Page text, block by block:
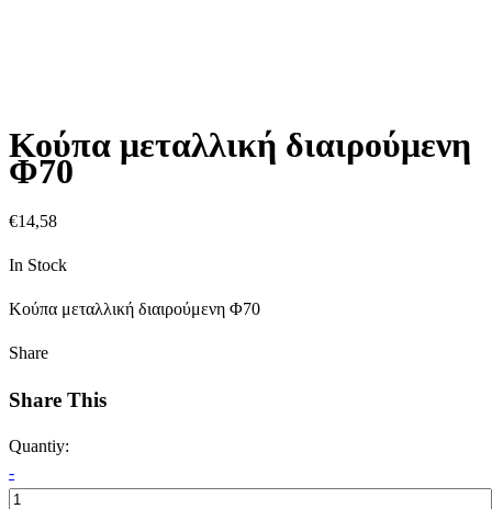
Κούπα μεταλλική διαιρούμενη
Φ70
€14,58
In Stock
Κούπα μεταλλική διαιρούμενη Φ70
Share
Share This
Quantiy:
-